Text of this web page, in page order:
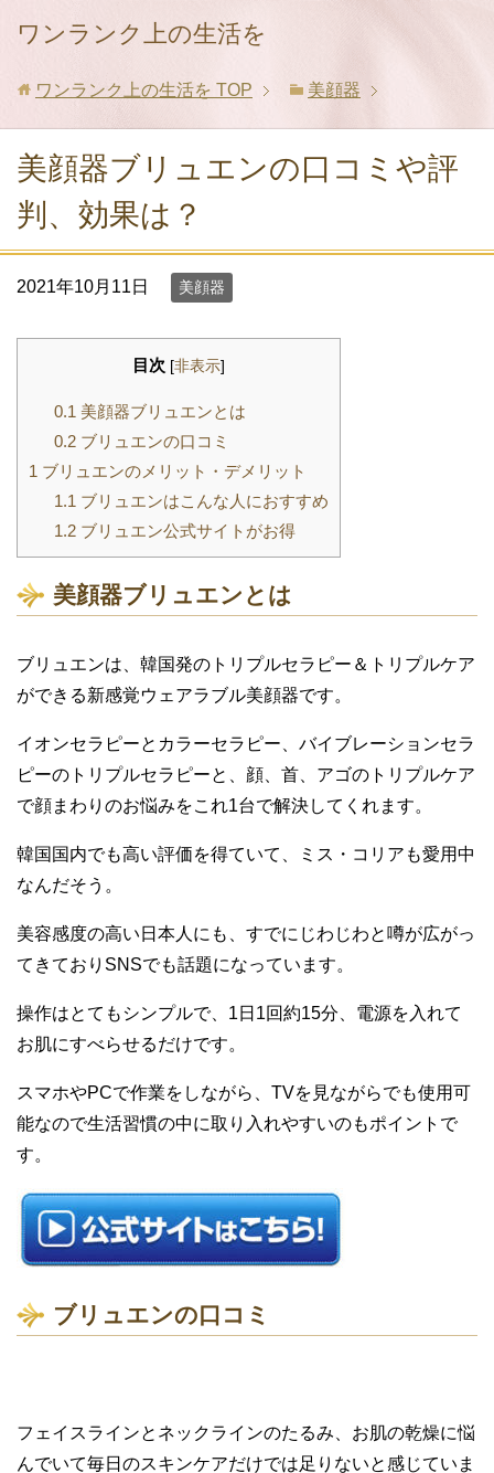
ワンランク上の生活を
ワンランク上の生活を TOP 美顔器
美顔器ブリュエンの口コミや評
判、効果は？
2021年10月11日 美顔器
目次 [非表示]
0.1 美顔器ブリュエンとは
0.2ブリュエンの口コミ
1 ブリュエンのメリット・デメリット
1.1 ブリュエンはこんな人におすすめ
1.2ブリュエン公式サイトがお得
美顔器ブリュエン とは
ブリュエンは、韓国発のトリプルセラピー＆トリプルケア
ができる新感覚ウェアラブル美顔器です。
イオンセラピーとカラーセラピー、バイブレーションセラ
ピーのトリプルセラピーと、顔、首、アゴのトリプルケア
で顔まわりのお悩みをこれ1台で解決してくれます。
韓国国内でも高い評価を得ていて
ミス・コリアも愛用中
なんだそう。
美容感度の高い日本人にも すでに じわじわと 噂が広がっ
てきており SNSでも話題になっています。
操作はとてもシンプルで、 1日 1回約15分、 電源を入れて
お肌にすべらせるだけです。
スマホやPCで作業をしながら、 TVを見ながらでも使用可
能なので生活習慣の中に取り入れやすいのもポイントで
す。
ブリュエンの口コミ
フェイスラインとネックラインのたるみ、お肌の乾燥に悩
んでいて毎日のスキンケアだけでは足りないと感じていま